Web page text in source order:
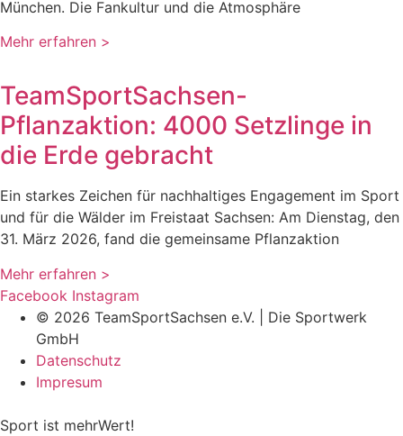
München. Die Fankultur und die Atmosphäre
Mehr erfahren >
TeamSportSachsen-
Pflanzaktion: 4000 Setzlinge in
die Erde gebracht
Ein starkes Zeichen für nachhaltiges Engagement im Sport
und für die Wälder im Freistaat Sachsen: Am Dienstag, den
31. März 2026, fand die gemeinsame Pflanzaktion
Mehr erfahren >
Facebook Instagram
© 2026 TeamSportSachsen e.V. | Die Sportwerk
GmbH
Datenschutz
Impresum
Sport ist mehrWert!